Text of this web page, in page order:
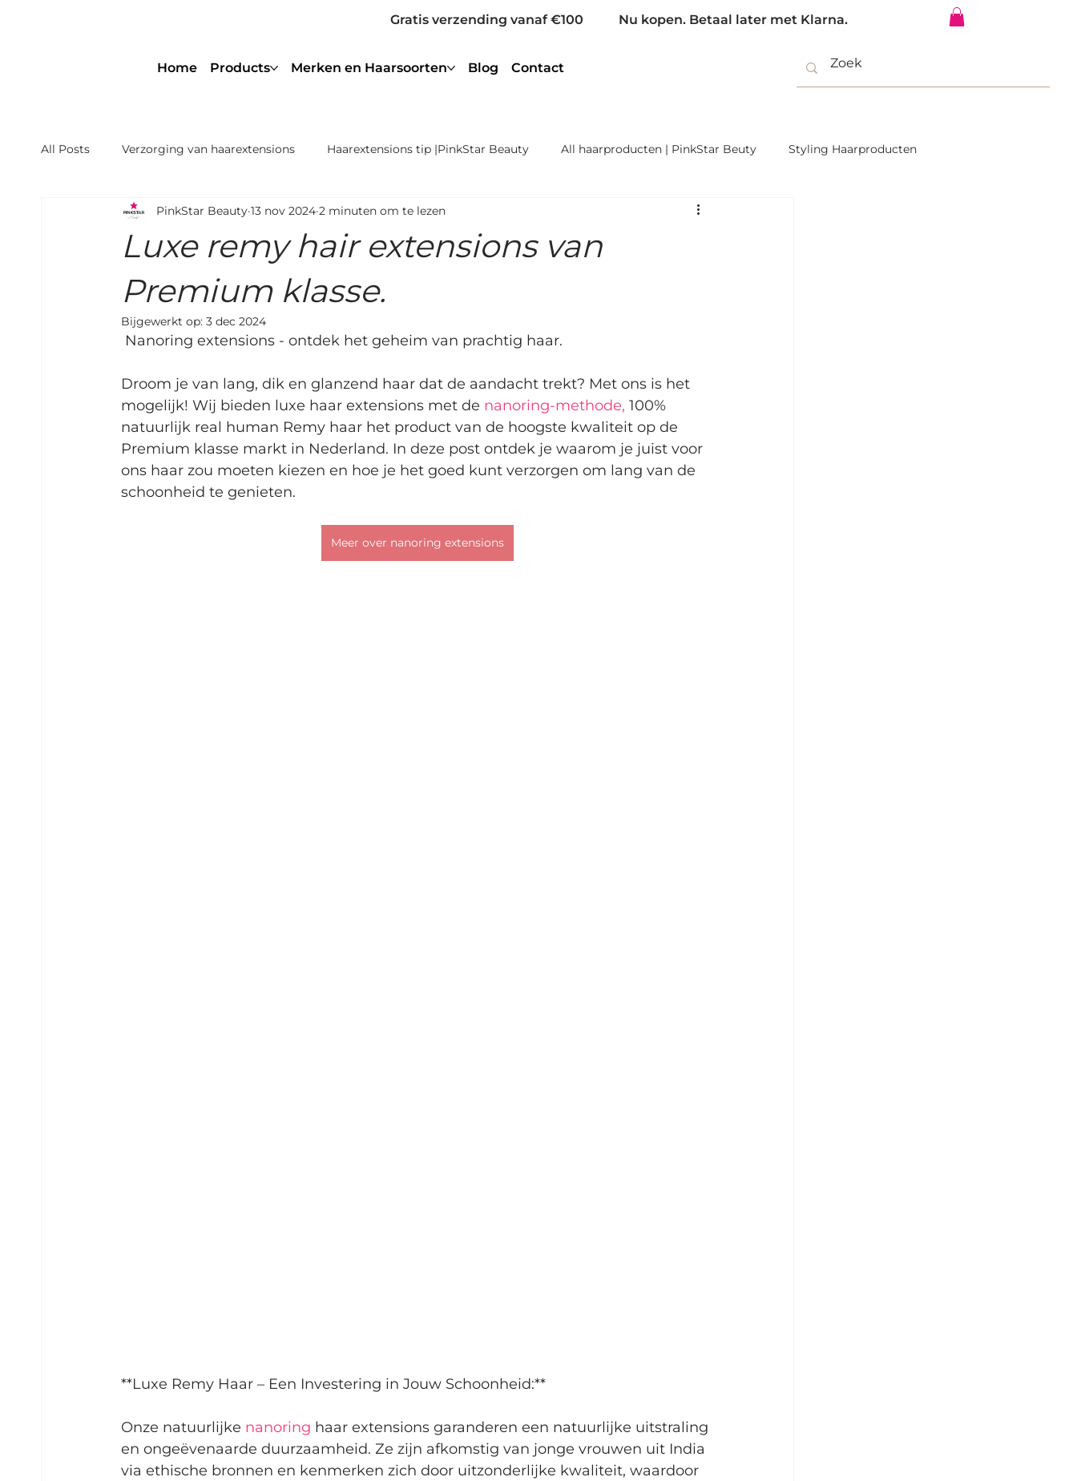
Gratis verzending vanaf €100 Nu kopen. Betaal later met Klarna.
Home Products Merken en Haarsoorten Blog Contact
All Posts Verzorging van haarextensions Haarextensions tip |PinkStar Beauty All haarproducten | PinkStar Beuty Styling Haarproducten
NBR® Hair Extensions Nederland Haarverdikking | PinkStar Beauty
Hair extensions salon aanbieding Nanoring Extensions Remy Premium
Luxe remy hair extensions van
Premium klasse.
PinkStar Beauty 13 nov 2024 2 minuten om te lezen
Bijgewerkt op: 3 dec 2024
Nanoring extensions - ontdek het geheim van prachtig haar.
Droom je van lang, dik en glanzend haar dat de aandacht trekt? Met ons is het
mogelijk! Wij bieden luxe haar extensions met de nanoring-methode, 100%
natuurlijk real human Remy haar het product van de hoogste kwaliteit op de
Premium klasse markt in Nederland. In deze post ontdek je waarom je juist voor
ons haar zou moeten kiezen en hoe je het goed kunt verzorgen om lang van de
schoonheid te genieten.
Meer over nanoring extensions
**Luxe Remy Haar – Een Investering in Jouw Schoonheid:**
Onze natuurlijke nanoring haar extensions garanderen een natuurlijke uitstraling
en ongeëvenaarde duurzaamheid. Ze zijn afkomstig van jonge vrouwen uit India
via ethische bronnen en kenmerken zich door uitzonderlijke kwaliteit, waardoor